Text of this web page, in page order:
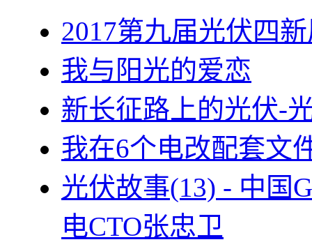
2017第九届光伏四
我与阳光的爱恋
新长征路上的光伏-
我在6个电改配套文
光伏故事(13) - 中国
电CTO张忠卫